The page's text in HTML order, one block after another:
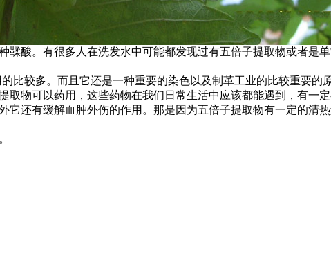
酸。有很多人在洗发水中可能都发现过有五倍子提取物或者是
较多。而且它还是一种重要的染色以及制革工业的比较重要的
物可以药用，这些药物在我们日常生活中应该都能遇到，有一
还有缓解血肿外伤的作用。那是因为五倍子提取物有一定的清